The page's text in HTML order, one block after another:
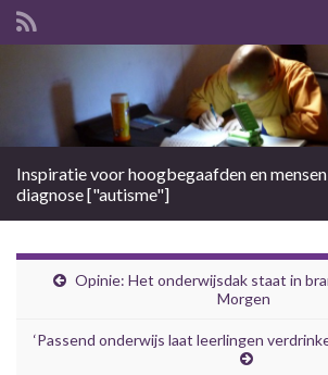
Search for:
Inspiratie voor hoogbegaafden en mensen
diagnose ["autisme"]
Opinie: Het onderwijsdak staat in
Morgen
‘Passend onderwijs laat leerlingen